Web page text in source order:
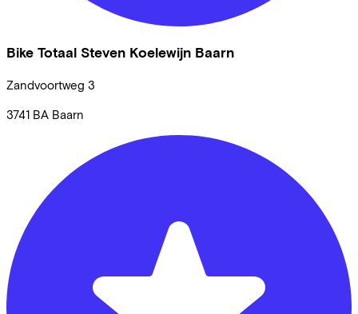
Bike Totaal Steven Koelewijn Baarn
Zandvoortweg 3
3741 BA Baarn